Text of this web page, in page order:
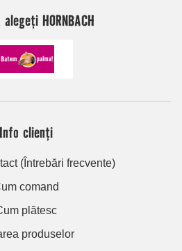
HORNBACH
Info clienți
(Întrebări frecvente)
comand
plătesc
produselor